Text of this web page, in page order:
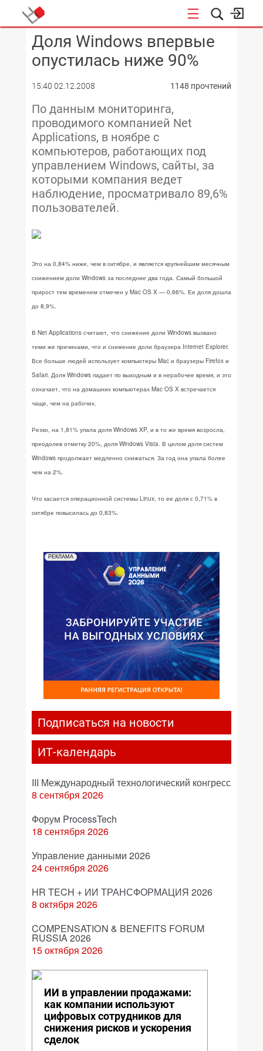
КОНФЕРЕНЦИИ
Доля Windows впервые
опустилась ниже 90%
15:40 02.12.2008 1148 прочтений
По данным мониторинга,
проводимого компанией Net
Applications, в ноябре с
компьютеров, работающих под
управлением Windows, сайты, за
которыми компания ведет
наблюдение, просматривало 89,6%
пользователей.
Это на 0,84% ниже, чем в октябре, и является крупнейшим месячным
снижением доли Windows за последние два года. Самый большой
прирост тем временем отмечен у Mac OS X — 0,66%. Ее доля дошла
до 8,9%.
В Net Applications считают, что снижение доли Windows вызвано
теми же причинами, что и снижение доли браузера Internet Explorer.
Все больше людей использует компьютеры Mac и браузеры Firefox и
Safari. Доля Windows падает по выходным и в нерабочее время, и это
означает, что на домашних компьютерах Mac OS X встречается
чаще, чем на рабочих.
Резко, на 1,81% упала доля Windows XP, и в то же время возросла,
преодолев отметку 20%, доля Windows Vista. В целом доля систем
Windows продолжает медленно снижаться. За год она упала более
чем на 2%.
Что касается операционной системы Linux, то ее доля с 0,71% в
октябре повысилась до 0,83%.
РЕКЛАМА
Подписаться на новости
ИТ-календарь
III Международный технологический конгресс
8 сентября 2026
Форум ProcessTech
18 сентября 2026
Управление данными 2026
24 сентября 2026
HR TECH + ИИ ТРАНСФОРМАЦИЯ 2026
8 октября 2026
COMPENSATION & BENEFITS FORUM
RUSSIA 2026
15 октября 2026
ИИ в управлении продажами:
как компании используют
цифровых сотрудников для
снижения рисков и ускорения
сделок